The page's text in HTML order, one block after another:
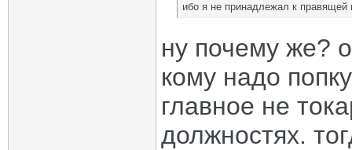
ибо я не принадлежал к правящей
ну почему же?
кому надо
главное не
должностях.